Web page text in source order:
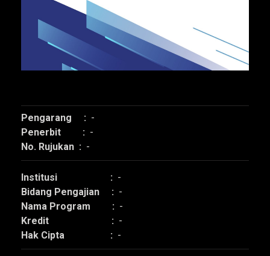
Pengarang : -
Penerbit : -
No. Rujukan : -
Institusi : -
Bidang Pengajian : -
Nama Program : -
Kredit : -
Hak Cipta : -